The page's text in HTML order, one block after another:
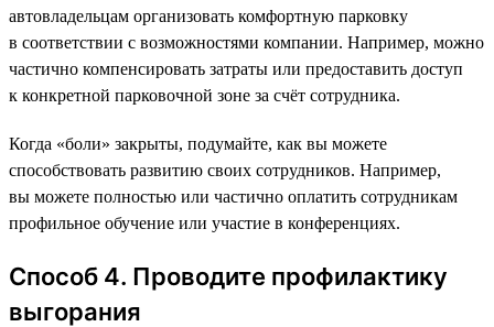
автовладельцам организовать комфортную парковку
в соответствии с возможностями компании. Например, можно
частично компенсировать затраты или предоставить доступ
к конкретной парковочной зоне за счёт сотрудника.
Когда «боли» закрыты, подумайте, как вы можете
способствовать развитию своих сотрудников. Например,
вы можете полностью или частично оплатить сотрудникам
профильное обучение или участие в конференциях.
Способ 4. Проводите профилактику
выгорания